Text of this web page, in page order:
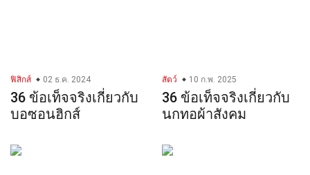
ฟิสิกส์ 02 ธ.ค. 2024
36 ข้อเท็จจริงเกี่ยวกับ
บอซอนฮิกส์
สัตว์ 10 ก.พ. 2025
36 ข้อเท็จจริงเกี่ยวกับ
นกทอผ้าสังคม